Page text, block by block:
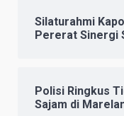
Silaturahmi
Pererat Sinergi
Polisi Ringkus
Sajam di